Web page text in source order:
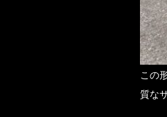
この
質な